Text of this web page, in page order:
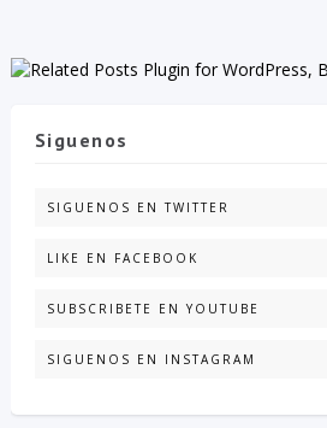
Siguenos
SIGUENOS EN TWITTER
LIKE EN FACEBOOK
SUBSCRIBETE EN YOUTUBE
SIGUENOS EN INSTAGRAM